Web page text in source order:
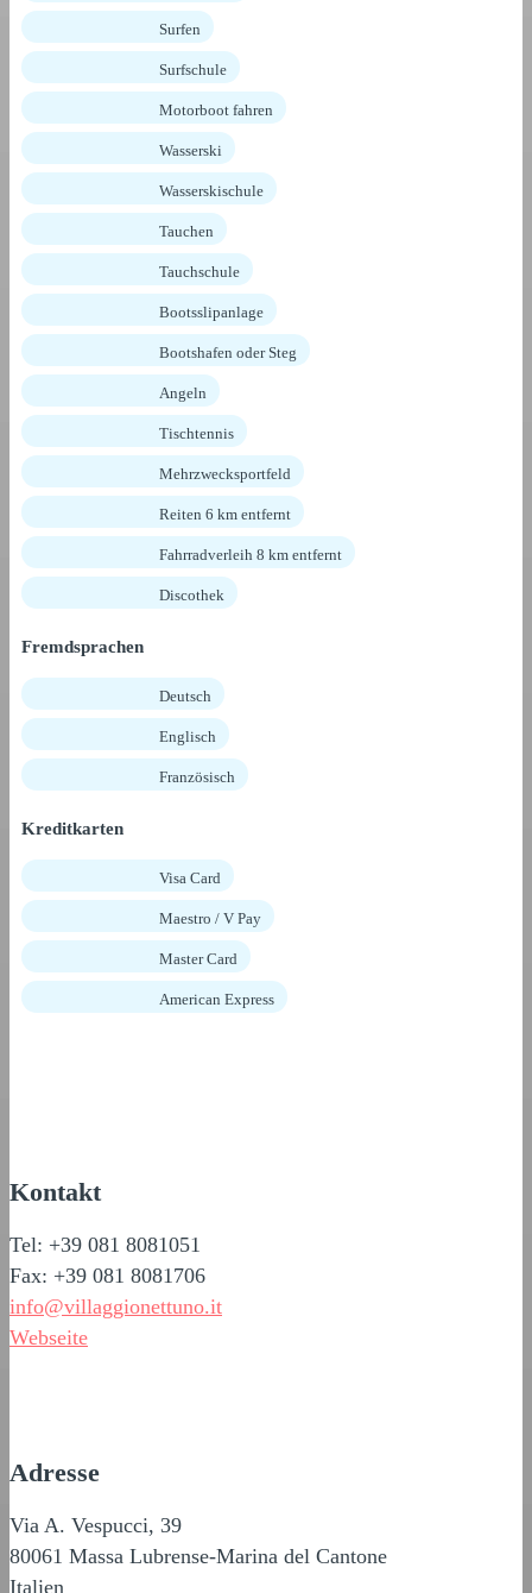
Surfen
Surfschule
Motorboot fahren
Wasserski
Wasserskischule
Tauchen
Tauchschule
Bootsslipanlage
Bootshafen oder Steg
Angeln
Tischtennis
Mehrzwecksportfeld
Reiten 6 km entfernt
Fahrradverleih 8 km entfernt
Discothek
Fremdsprachen
Deutsch
Englisch
Französisch
Kreditkarten
Visa Card
Maestro / V Pay
Master Card
American Express
Kontakt
Tel: +39 081 8081051
Fax: +39 081 8081706
info@villaggionettuno.it
Webseite
Adresse
Via A. Vespucci, 39
80061 Massa Lubrense-Marina del Cantone
Italien